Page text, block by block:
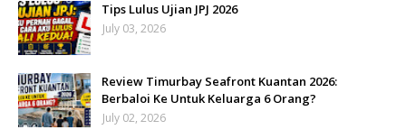
Tips Lulus Ujian JPJ 2026
July 03, 2026
Review Timurbay Seafront Kuantan 2026:
Berbaloi Ke Untuk Keluarga 6 Orang?
July 02, 2026